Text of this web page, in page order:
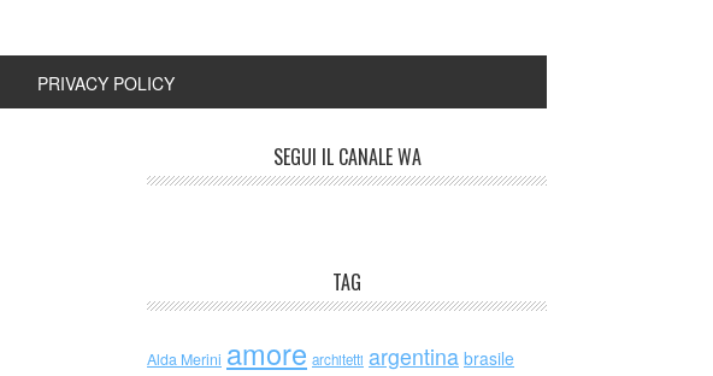
PRIVACY POLICY
SEGUI IL CANALE WA
TAG
Alda Merini amore architetti argentina brasile